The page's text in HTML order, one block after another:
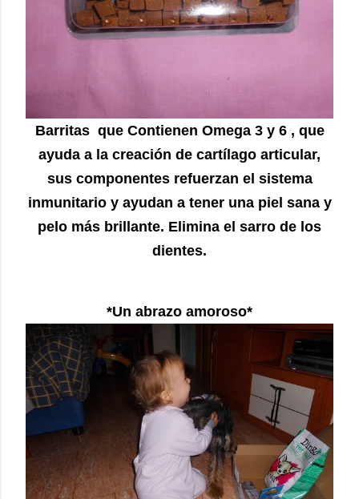
Barritas que Contienen Omega 3 y 6 , que
ayuda a la creación de cartílago articular,
sus componentes refuerzan el sistema
inmunitario y ayudan a tener una piel sana y
pelo más brillante. Elimina el sarro de los
dientes.
*Un abrazo amoroso*